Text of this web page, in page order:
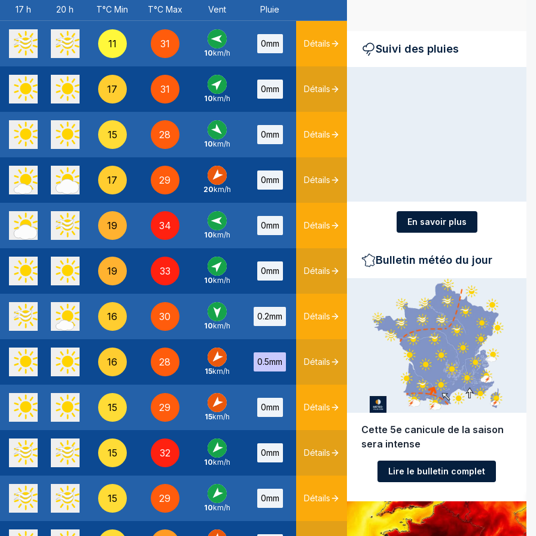
17 h 20 h T°C Min T°C Max Vent Pluie
11 31
E -
10km/h
0mm Détails
17 31
SO -
10km/h
0mm Détails
15 28
NO -
10km/h
0mm Détails
17 29
NE -
20km/h
0mm Détails
19 34
E -
10km/h
0mm Détails
19 33
SO -
10km/h
0mm Détails
16 30
N -
10km/h
0.2mm Détails
16 28
NE -
15km/h
0.5mm Détails
15 29
NE -
15km/h
0mm Détails
15 32
NE -
10km/h
0mm Détails
15 29
NE -
10km/h
0mm Détails
Suivi des pluies
En savoir plus
Bulletin météo du jour
Cette 5e canicule de la saison
sera intense
Lire le bulletin complet